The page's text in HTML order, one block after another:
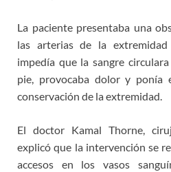
La paciente presentaba una
las arterias de la
impedía que la sangre
pie, provocaba dolor y ponía
conservación de la extremidad.
El doctor Kamal Thorne,
explicó que la intervención se
accesos en los vasos